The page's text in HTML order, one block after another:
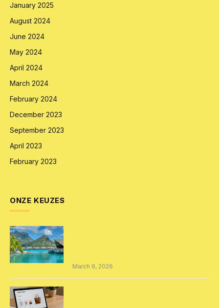
January 2025
August 2024
June 2024
May 2024
April 2024
March 2024
February 2024
December 2023
September 2023
April 2023
February 2023
ONZE KEUZES
March 9, 2026